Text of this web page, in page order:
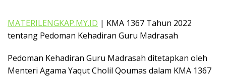
L
e
g
k
MATERILENGKAP.MY.ID | KMA 1367 Tahun 2022
tentang Pedoman Kehadiran Guru Madrasah
Pedoman Kehadiran Guru Madrasah ditetapkan oleh
Menteri Agama Yaqut Cholil Qoumas dalam KMA 1367